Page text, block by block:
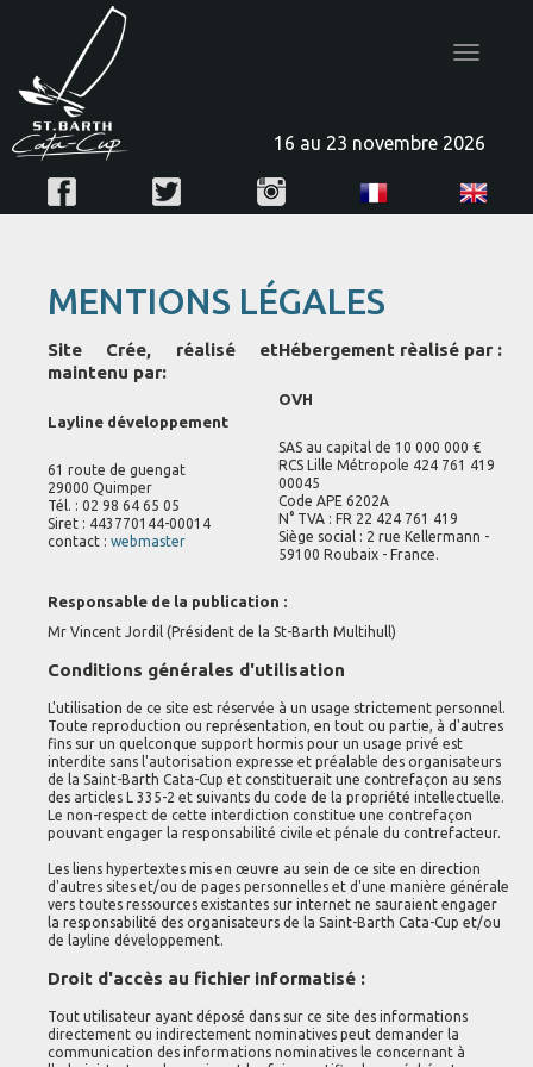
Toggle
16 au 23 novembre 2026
MENTIONS LÉGALES
Site Crée, réalisé et
maintenu par:
Layline développement
61 route de guengat
29000 Quimper
Tél. : 02 98 64 65 05
Siret : 443770144-00014
contact : webmaster
Hébergement rèalisé par :
OVH
SAS au capital de 10 000 000 €
RCS Lille Métropole 424 761 419
00045
Code APE 6202A
N° TVA : FR 22 424 761 419
Siège social : 2 rue Kellermann -
59100 Roubaix - France.
Responsable de la publication :
Mr Vincent Jordil (Président de la St-Barth Multihull)
Conditions générales d'utilisation
L'utilisation de ce site est réservée à un usage strictement personnel.
Toute reproduction ou représentation, en tout ou partie, à d'autres
fins sur un quelconque support hormis pour un usage privé est
interdite sans l'autorisation expresse et préalable des organisateurs
de la Saint-Barth Cata-Cup et constituerait une contrefaçon au sens
des articles L 335-2 et suivants du code de la propriété intellectuelle.
Le non-respect de cette interdiction constitue une contrefaçon
pouvant engager la responsabilité civile et pénale du contrefacteur.
Les liens hypertextes mis en œuvre au sein de ce site en direction
d'autres sites et/ou de pages personnelles et d'une manière générale
vers toutes ressources existantes sur internet ne sauraient engager
la responsabilité des organisateurs de la Saint-Barth Cata-Cup et/ou
de layline développement.
Droit d'accès au fichier informatisé :
Tout utilisateur ayant déposé dans sur ce site des informations
directement ou indirectement nominatives peut demander la
communication des informations nominatives le concernant à